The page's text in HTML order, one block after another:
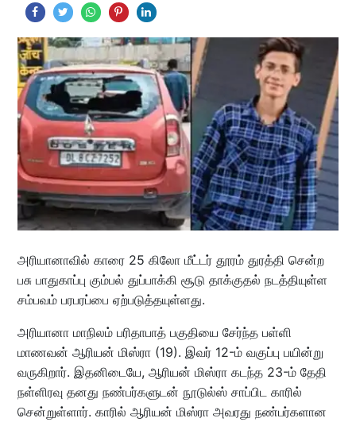
அரியானாவில் காரை 25 கிலோ மீட்டர் தூரம் துரத்தி சென்ற
பசு பாதுகாப்பு கும்பல் துப்பாக்கி சூடு தாக்குதல் நடத்தியுள்ள
சம்பவம் பரபரப்பை ஏற்படுத்தயுள்ளது.
அரியானா மாநிலம் பரிதாபாத் பகுதியை சேர்ந்த பள்ளி
மாணவன் ஆரியன் மிஸ்ரா (19). இவர் 12-ம் வகுப்பு பயின்று
வருகிறார். இதனிடையே, ஆரியன் மிஸ்ரா கடந்த 23-ம் தேதி
நள்ளிரவு தனது நண்பர்களுடன் நூடுல்ஸ் சாப்பிட காரில்
சென்றுள்ளார். காரில் ஆரியன் மிஸ்ரா அவரது நண்பர்களான